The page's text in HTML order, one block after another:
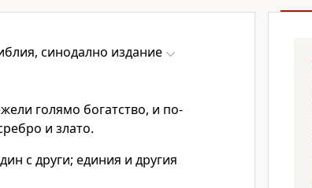
синодално издание
голямо богатство, и по-
и злато.
с други; единия и другия